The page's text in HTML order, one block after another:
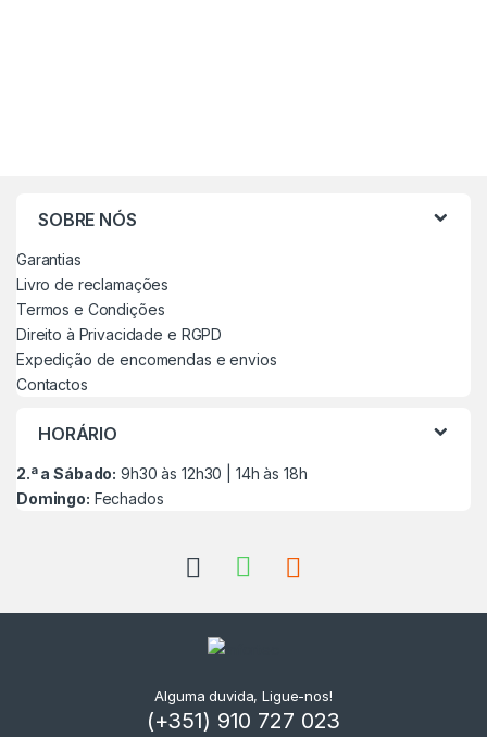
SOBRE NÓS
Garantias
Livro de reclamações
Termos e Condições
Direito à Privacidade e RGPD
Expedição de encomendas e envios
Contactos
HORÁRIO
2.ª a Sábado: 9h30 às 12h30 | 14h às 18h
Domingo: Fechados
Alguma duvida, Ligue-nos!
(+351) 910 727 023